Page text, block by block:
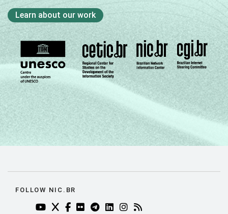
Learn about our work
FOLLOW NIC.BR
YOUTUBE DO NIC.BR (ABRE EM NOVA ABA)
TWITTER DO NIC.BR (ABRE EM NOVA ABA)
FACEBOOK DO NIC.BR (ABRE EM NOVA
FLICKR DO NIC.BR (ABRE EM NOVA
TELEGRAM DO NIC.BR (ABRE EM
LINKEDIN DO NIC.BR (ABRE
INSTAGRAM DO NIC.BR
RSS DO NIC.BR (ABRE